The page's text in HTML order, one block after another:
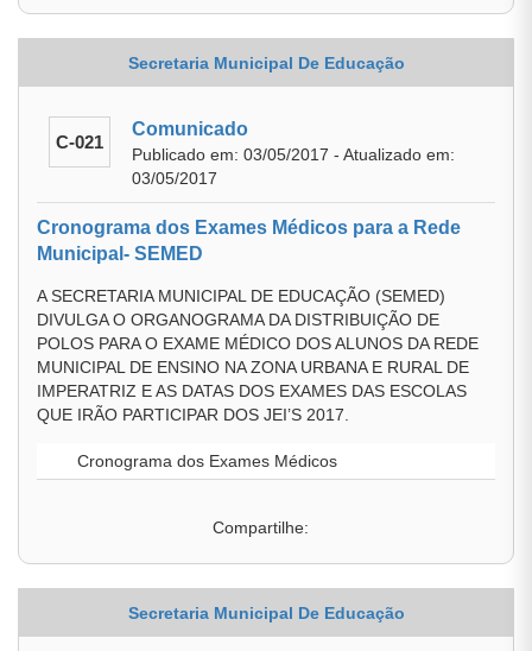
Secretaria Municipal De Educação
C-021
Comunicado
Publicado em: 03/05/2017 - Atualizado em:
03/05/2017
Cronograma dos Exames Médicos para a Rede
Municipal- SEMED
A SECRETARIA MUNICIPAL DE EDUCAÇÃO (SEMED)
DIVULGA O ORGANOGRAMA DA DISTRIBUIÇÃO DE
POLOS PARA O EXAME MÉDICO DOS ALUNOS DA REDE
MUNICIPAL DE ENSINO NA ZONA URBANA E RURAL DE
IMPERATRIZ E AS DATAS DOS EXAMES DAS ESCOLAS
QUE IRÃO PARTICIPAR DOS JEI’S 2017.
Cronograma dos Exames Médicos
Compartilhe:
Secretaria Municipal De Educação